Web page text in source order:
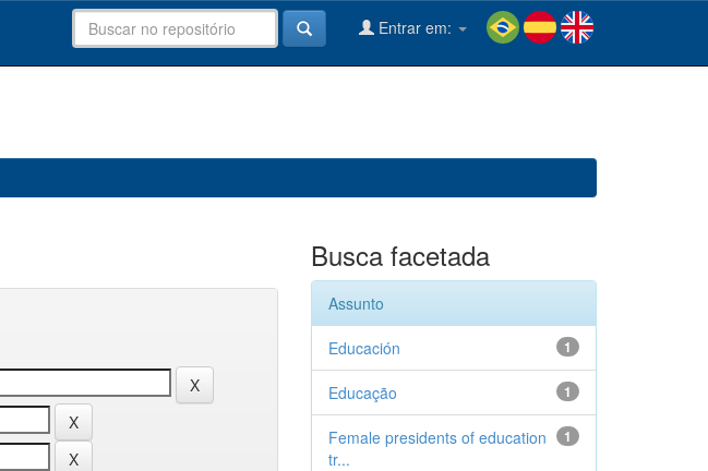
Entrar em:
Busca facetada
Assunto
1
Educación
1
Educação
1
Female presidents of education
tr...